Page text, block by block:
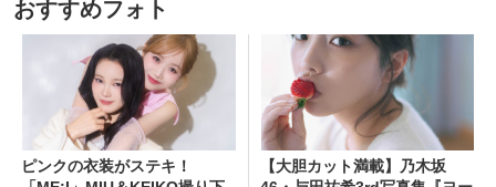
おすすめフォト
ピンクの衣装がステキ！
【大胆カット満載】乃木坂